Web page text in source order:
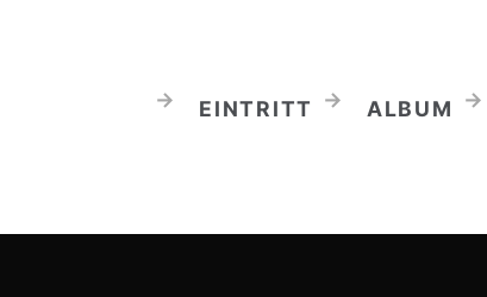
EINTRITT ALBUM